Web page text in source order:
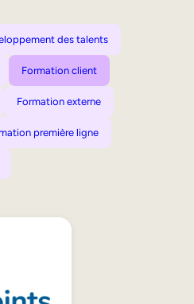
des talents
Formation client
Formation externe
première ligne